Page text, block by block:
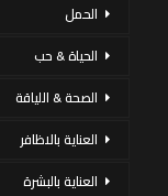
الحمل
الحياة & حب
الصحة & اللياقة
العناية بالاظافر
العناية بالبشرة